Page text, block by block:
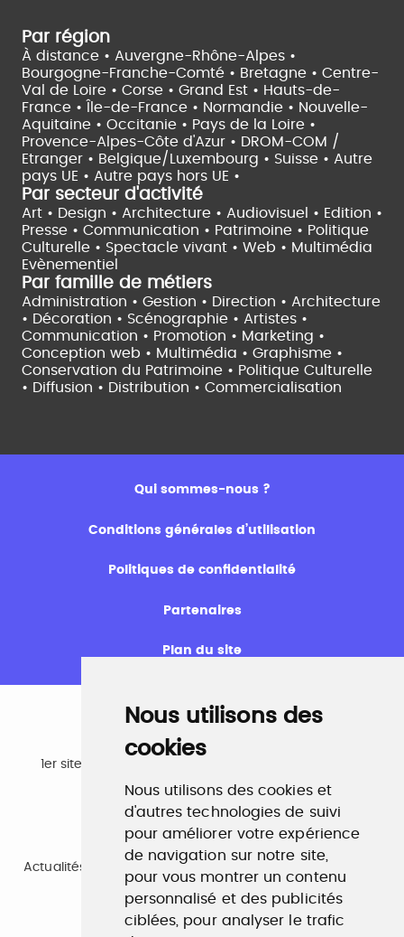
Nous utilisons des
cookies
Nous utilisons des cookies et
d'autres technologies de suivi
pour améliorer votre expérience
de navigation sur notre site,
pour vous montrer un contenu
personnalisé et des publicités
ciblées, pour analyser le trafic
Par région
À distance • Auvergne-Rhône-Alpes •
Bourgogne-Franche-Comté • Bretagne • Centre-
Val de Loire • Corse • Grand Est • Hauts-de-
France •
Île-de-France • Normandie • Nouvelle-
Aquitaine • Occitanie • Pays de la Loire •
Provence-Alpes-Côte d'Azur • DROM-COM /
Etranger • Belgique/Luxembourg • Suisse • Autre
pays UE • Autre pays hors UE •
Par secteur d'activité
Art • Design • Architecture • Audiovisuel • Edition •
Presse • Communication • Patrimoine • Politique
Culturelle • Spectacle vivant • Web • Multimédia
Evènementiel
Par famille de métiers
Administration • Gestion • Direction • Architecture
• Décoration • Scénographie • Artistes •
Communication • Promotion • Marketing •
Conception web • Multimédia • Graphisme •
Conservation du Patrimoine • Politique Culturelle
• Diffusion • Distribution • Commercialisation
Qui sommes-nous ?
Conditions générales d’utilisation
Politiques de confidentialité
Partenaires
Plan du site
Emploi
1er site emploi du secteur culturel 784.000 visites et
www.profilculture.com
Formation
Actualités, guide et annuaire des formations aux métiers
de la culture.
www.profilculture-formation.com